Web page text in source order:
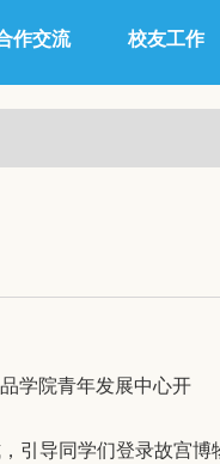
作交流 校友工作
学院青年发展中心开
引导同学们登录故宫博